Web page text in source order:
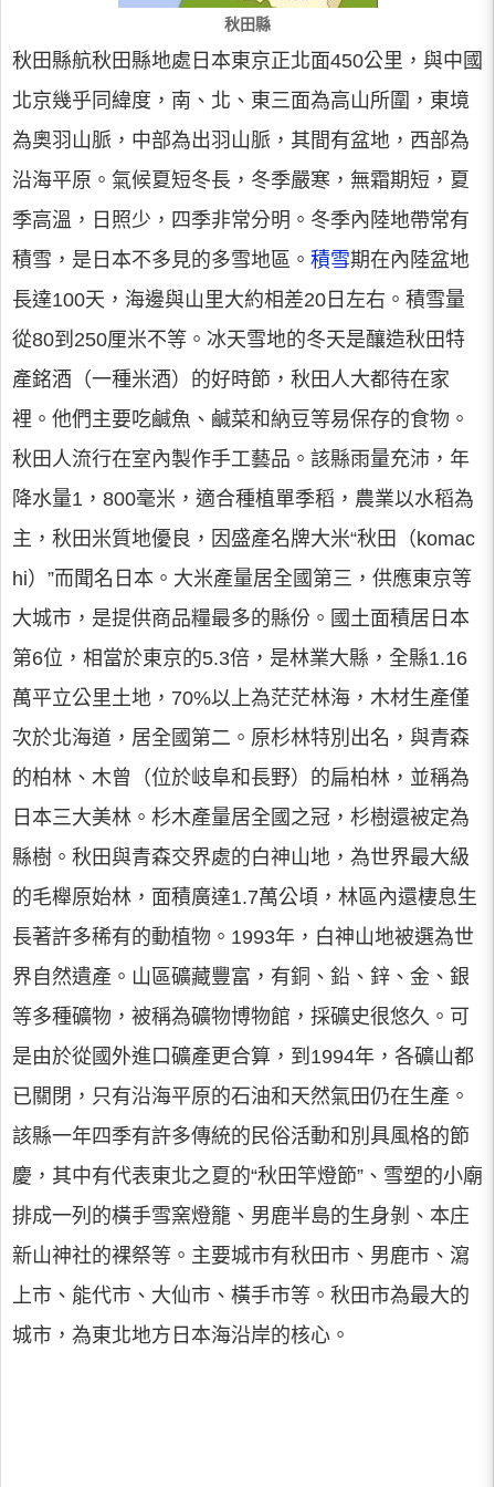
秋田縣
秋田縣航秋田縣地處日本東京正北面450公里，與中國
北京幾乎同緯度，南、北、東三面為高山所圍，東境
為奧羽山脈，中部為出羽山脈，其間有盆地，西部為
沿海平原。氣候夏短冬長，冬季嚴寒，無霜期短，夏
季高溫，日照少，四季非常分明。冬季內陸地帶常有
積雪，是日本不多見的多雪地區。 積雪期在內陸盆地
長達100天，海邊與山里大約相差20日左右。積雪量
從80到250厘米不等。冰天雪地的冬天是釀造秋田特
產銘酒（一種米酒）的好時節，秋田人大都待在家
裡。他們主要吃鹹魚、鹹菜和納豆等易保存的食物。
秋田人流行在室內製作手工藝品。該縣雨量充沛，年
降水量1，800毫米，適合種植單季稻，農業以水稻為
主，秋田米質地優良，因盛產名牌大米“秋田（komac
hi）”而聞名日本。大米產量居全國第三，供應東京等
大城市，是提供商品糧最多的縣份。國土面積居日本
第6位，相當於東京的5.3倍，是林業大縣，全縣1.16
萬平立公里土地，70%以上為茫茫林海，木材生產僅
次於北海道，居全國第二。原杉林特別出名，與青森
的柏林、木曾（位於岐阜和長野）的扁柏林，並稱為
日本三大美林。杉木產量居全國之冠，杉樹還被定為
縣樹。秋田與青森交界處的白神山地，為世界最大級
的毛櫸原始林，面積廣達1.7萬公頃，林區內還棲息生
長著許多稀有的動植物。1993年，白神山地被選為世
界自然遺產。山區礦藏豐富，有銅、鉛、鋅、金、銀
等多種礦物，被稱為礦物博物館，採礦史很悠久。可
是由於從國外進口礦產更合算，到1994年，各礦山都
已關閉，只有沿海平原的石油和天然氣田仍在生產。
該縣一年四季有許多傳統的民俗活動和別具風格的節
慶，其中有代表東北之夏的“秋田竿燈節”、雪塑的小廟
排成一列的橫手雪窯燈籠、男鹿半島的生身剝、本庄
新山神社的裸祭等。主要城市有秋田市、男鹿市、瀉
上市、能代市、大仙市、橫手市等。秋田市為最大的
城市，為東北地方日本海沿岸的核心。